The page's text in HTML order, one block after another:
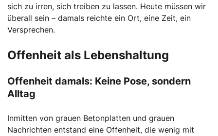
sich zu irren, sich treiben zu lassen. Heute müssen wir
überall sein – damals reichte ein Ort, eine Zeit, ein
Versprechen.
Offenheit als Lebenshaltung
Offenheit damals: Keine Pose, sondern
Alltag
Inmitten von grauen Betonplatten und grauen
Nachrichten entstand eine Offenheit, die wenig mit